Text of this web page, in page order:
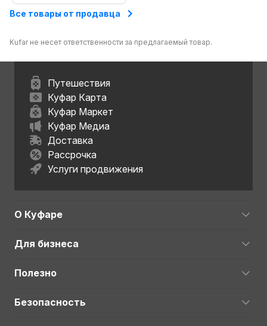
Все товары от продавца
Kufar не несет ответственности за предлагаемый товар.
Путешествия
Куфар Карта
Куфар Маркет
Куфар Медиа
Доставка
Рассрочка
Услуги продвижения
О Куфаре
Для бизнеса
Полезно
Безопасность